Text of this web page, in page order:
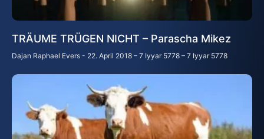
TRÄUME TRÜGEN NICHT – Parascha Mikez
Dajan Raphael Evers 22. April 2018 – 7 Iyyar 5778 – 7 Iyyar 5778